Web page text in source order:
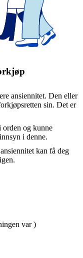
ansiennitet. Den eller
sin. Det er
orden og kunne
i denne.
kan få deg
var)